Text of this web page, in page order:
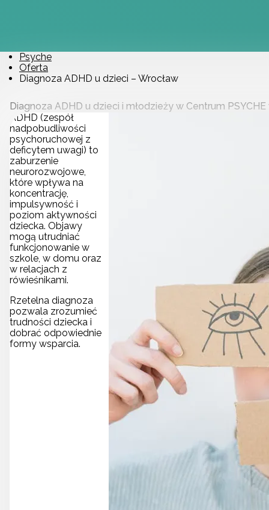
Psyche
Oferta
Diagnoza ADHD u dzieci – Wrocław
Diagnoza ADHD u dzieci i młodzieży w Centrum PSYCHE
ADHD (zespół
nadpobudliwości
psychoruchowej z
deficytem uwagi) to
zaburzenie
neurorozwojowe,
które wpływa na
koncentrację,
impulsywność i
poziom aktywności
dziecka. Objawy
mogą utrudniać
funkcjonowanie w
szkole, w domu oraz
w relacjach z
rówieśnikami.
Rzetelna diagnoza
pozwala zrozumieć
trudności dziecka i
dobrać odpowiednie
formy wsparcia.